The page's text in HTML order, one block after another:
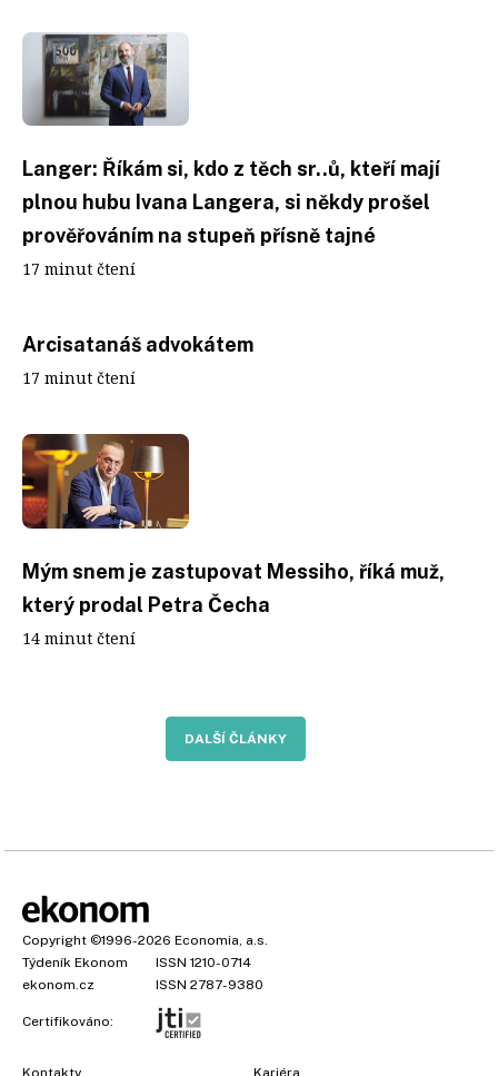
Langer: Říkám si, kdo z těch sr..ů, kteří mají
plnou hubu Ivana Langera, si někdy prošel
prověřováním na stupeň přísně tajné
17 minut čtení
Arcisatanáš advokátem
17 minut čtení
Mým snem je zastupovat Messiho, říká muž,
který prodal Petra Čecha
14 minut čtení
DALŠÍ ČLÁNKY
Copyright ©1996-2026 Economia, a.s.
Týdeník Ekonom
ISSN 1210-0714
ekonom.cz
ISSN 2787-9380
Certifikováno:
Kontakty Kariéra